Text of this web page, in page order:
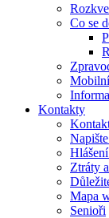
Co se
Kontakty
Ztráty
Mapa
Senioři